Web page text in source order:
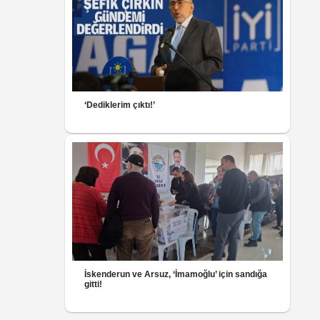
‘Dediklerim çıktı!’
İskenderun ve Arsuz, ‘İmamoğlu’ için sandığa
gitti!